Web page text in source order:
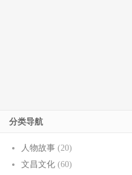
分类导航
人物故事 (20)
文昌文化 (60)